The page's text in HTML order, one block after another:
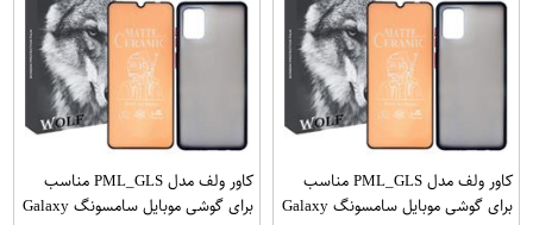
کاور ولف مدل PML_GLS مناسب
برای گوشی موبایل سامسونگ Galaxy
کاور ولف مدل PML_GLS مناسب
برای گوشی موبایل سامسونگ Galaxy